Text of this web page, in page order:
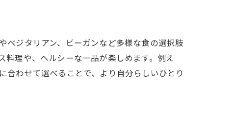
ベジタリアン、ビーガンなど多様な食の選択肢
理や、ヘルシーな一品が楽しめます。例え
わせて選べることで、より自分らしいひとり